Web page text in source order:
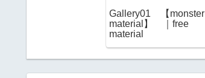
Gallery01 【monster
material】 ｜free
material